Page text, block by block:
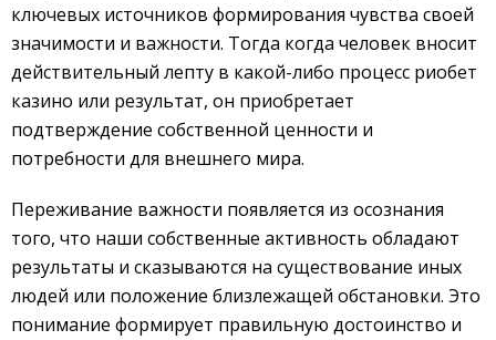
ключевых источников формирования чувства своей
значимости и важности. Тогда когда человек вносит
действительный лепту в какой-либо процесс риобет
казино или результат, он приобретает
подтверждение собственной ценности и
потребности для внешнего мира.
Переживание важности появляется из осознания
того, что наши собственные активность обладают
результаты и сказываются на существование иных
людей или положение близлежащей обстановки. Это
понимание формирует правильную достоинство и